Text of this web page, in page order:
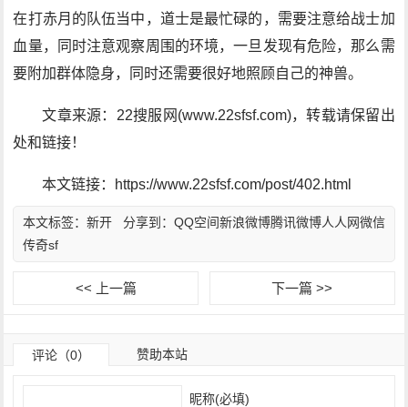
在打赤月的队伍当中，道士是最忙碌的，需要注意给战士加
血量，同时注意观察周围的环境，一旦发现有危险，那么需
要附加群体隐身，同时还需要很好地照顾自己的神兽。
文章来源：22搜服网(www.22sfsf.com)，转载请保留出
处和链接！
本文链接：https://www.22sfsf.com/post/402.html
分享到： QQ空间新浪微博腾讯微博人人网微信
本文标签：新开
传奇sf
<< 上一篇 下一篇 >>
评论（0） 赞助本站
昵称(必填)